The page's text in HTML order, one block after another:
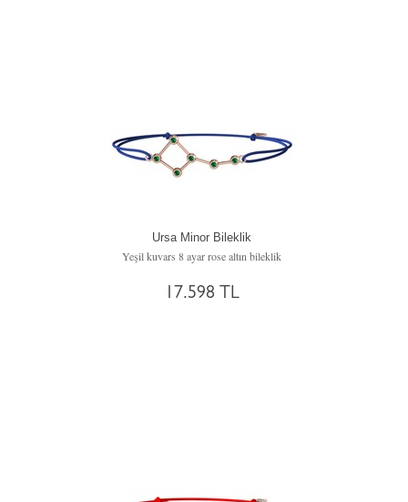
Ursa Minor Bileklik
Yeşil kuvars 8 ayar rose altın bileklik
17.598 TL